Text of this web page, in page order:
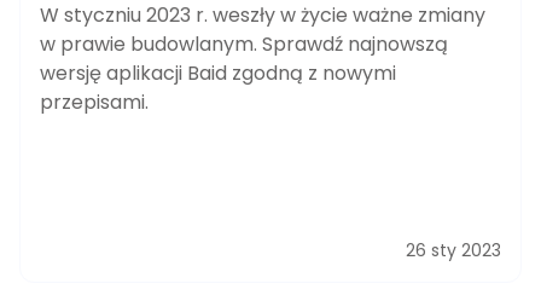
W styczniu 2023 r. weszły w życie ważne zmiany
w prawie budowlanym. Sprawdź najnowszą
wersję aplikacji Baid zgodną z nowymi
przepisami.
26 sty 2023